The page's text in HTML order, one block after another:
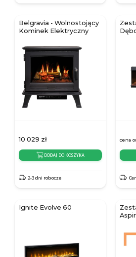
Belgravia - Wolnostojący
Kominek Elektryczny
10 029 zł
DODAJ DO KOSZYKA
2-3 dni robocze
cena
Ignite Evolve 60